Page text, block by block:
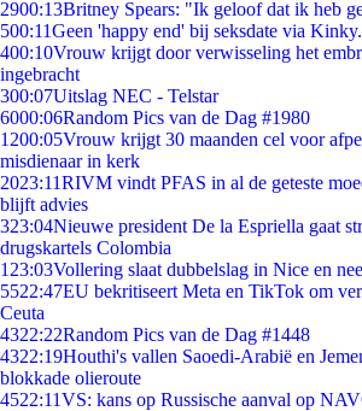
2900:13Britney Spears: "Ik geloof dat ik heb
500:11Geen 'happy end' bij seksdate via
400:10Vrouw krijgt door verwisseling het
ingebracht
300:07Uitslag NEC - Telstar
6000:06Random Pics van de Dag #1980
1200:05Vrouw krijgt 30 maanden cel voor
misdienaar in kerk
2023:11RIVM vindt PFAS in al de geteste
blijft advies
323:04Nieuwe president De la Espriella gaat
drugskartels Colombia
1 23:03Vollering slaat dubbelslag in Nice en
5522:47EU bekritiseert Meta en TikTok om
Ceuta
4322:22Random Pics van de Dag #1448
4322:19Houthi's vallen Saoedi-Arabië en
blokkade olieroute
4522:11VS: kans op Russische aanval op